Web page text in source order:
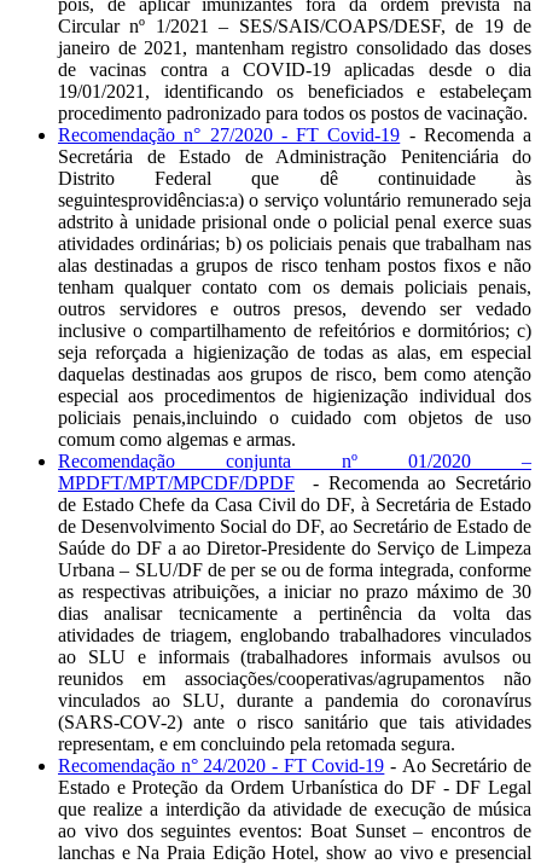
Circular nº 1/2021 – SES/SAIS/COAPS/DESF, de 19 de
janeiro de 2021, mantenham registro consolidado das doses
de vacinas contra a COVID-19 aplicadas desde o dia
19/01/2021, identificando os beneficiados e estabeleçam
procedimento padronizado para todos os postos de vacinação.
Recomendação n° 27/2020 - FT Covid-19 - Recomenda a
Secretária de Estado de Administração Penitenciária do
Distrito Federal que dê continuidade às
seguintesprovidências:a) o serviço voluntário remunerado seja
adstrito à unidade prisional onde o policial penal exerce suas
atividades ordinárias; b) os policiais penais que trabalham nas
alas destinadas a grupos de risco tenham postos fixos e não
tenham qualquer contato com os demais policiais penais,
outros servidores e outros presos, devendo ser vedado
inclusive o compartilhamento de refeitórios e dormitórios; c)
seja reforçada a higienização de todas as alas, em especial
daquelas destinadas aos grupos de risco, bem como atenção
especial aos procedimentos de higienização individual dos
policiais penais,incluindo o cuidado com objetos de uso
comum como algemas e armas.
Recomendação conjunta nº 01/2020 –
MPDFT/MPT/MPCDF/DPDF - Recomenda ao Secretário
de Estado Chefe da Casa Civil do DF, à Secretária de Estado
de Desenvolvimento Social do DF, ao Secretário de Estado de
Saúde do DF a ao Diretor-Presidente do Serviço de Limpeza
Urbana – SLU/DF de per se ou de forma integrada, conforme
as respectivas atribuições, a iniciar no prazo máximo de 30
dias analisar tecnicamente a pertinência da volta das
atividades de triagem, englobando trabalhadores vinculados
ao SLU e informais (trabalhadores informais avulsos ou
reunidos em associações/cooperativas/agrupamentos não
vinculados ao SLU, durante a pandemia do coronavírus
(SARS-COV-2) ante o risco sanitário que tais atividades
representam, e em concluindo pela retomada segura.
Recomendação n° 24/2020 - FT Covid-19 - Ao Secretário de
Estado e Proteção da Ordem Urbanística do DF - DF Legal
que realize a interdição da atividade de execução de música
ao vivo dos seguintes eventos: Boat Sunset – encontros de
lanchas e Na Praia Edição Hotel, show ao vivo e presencial